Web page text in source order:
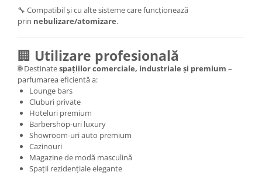
🔧 Compatibil și cu alte sisteme care funcționează
prin nebulizare/atomizare.
🏢 Utilizare profesională
🌐 Destinatespațiilor comerciale, industriale și premium –
parfumarea eficientă a:
Lounge bars
Cluburi private
Hoteluri premium
Barbershop-uri luxury
Showroom-uri auto premium
Cazinouri
Magazine de modă masculină
Spații rezidențiale elegante